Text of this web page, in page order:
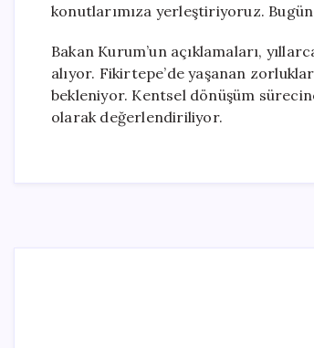
konutlarımıza yerleştiriyoruz.
Bakan Kurum’un açıklamaları,
alıyor. Fikirtepe’de yaşanan
bekleniyor. Kentsel dönüşüm
olarak değerlendiriliyor.